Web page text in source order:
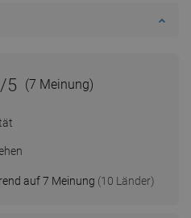
/5 (7 Meinung)
auf 7 Meinung (10 Länder)